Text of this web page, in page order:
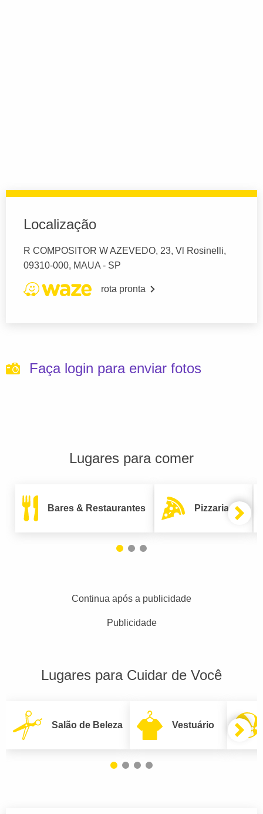
Localização
R COMPOSITOR W AZEVEDO, 23, Vl Rosinelli,
09310-000, MAUA - SP
rota pronta
Faça login para enviar fotos
Lugares para comer
Bares & Restaurantes Pizzarias
Continua após a publicidade
Publicidade
Lugares para Cuidar de Você
Salão de Beleza Vestuário